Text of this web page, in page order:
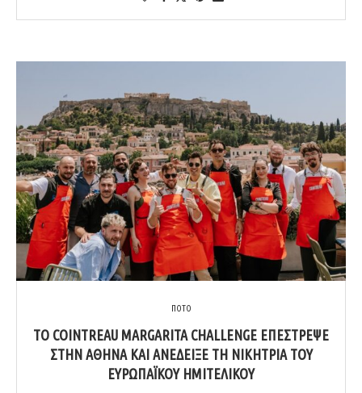
ΠΟΤΟ
ΤΟ COINTREAU MARGARITA CHALLENGE ΕΠΈΣΤΡΕΨΕ
ΣΤΗΝ ΑΘΉΝΑ ΚΑΙ ΑΝΈΔΕΙΞΕ ΤΗ ΝΙΚΉΤΡΙΑ ΤΟΥ
ΕΥΡΩΠΑΪΚΟΎ ΗΜΙΤΕΛΙΚΟΎ